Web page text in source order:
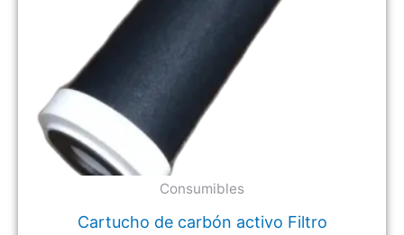
Consumibles
Cartucho de carbón activo Filtro